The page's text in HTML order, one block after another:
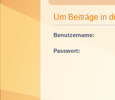
Um Beiträge in
Benutzername:
Passwort: